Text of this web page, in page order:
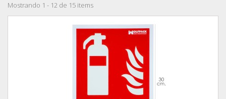
Mostrando 1 - 12 de 15 items